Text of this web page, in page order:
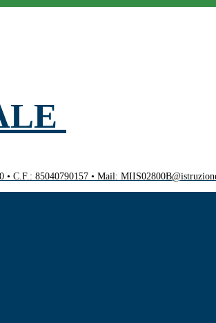
C.F.: 85040790157 • Mail: